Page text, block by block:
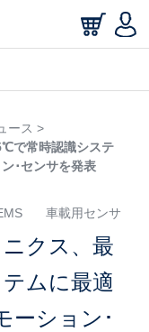
ース >
で常時認識システ
･センサを発表
車載用センサ
クス、最
ムに最適
ーション･